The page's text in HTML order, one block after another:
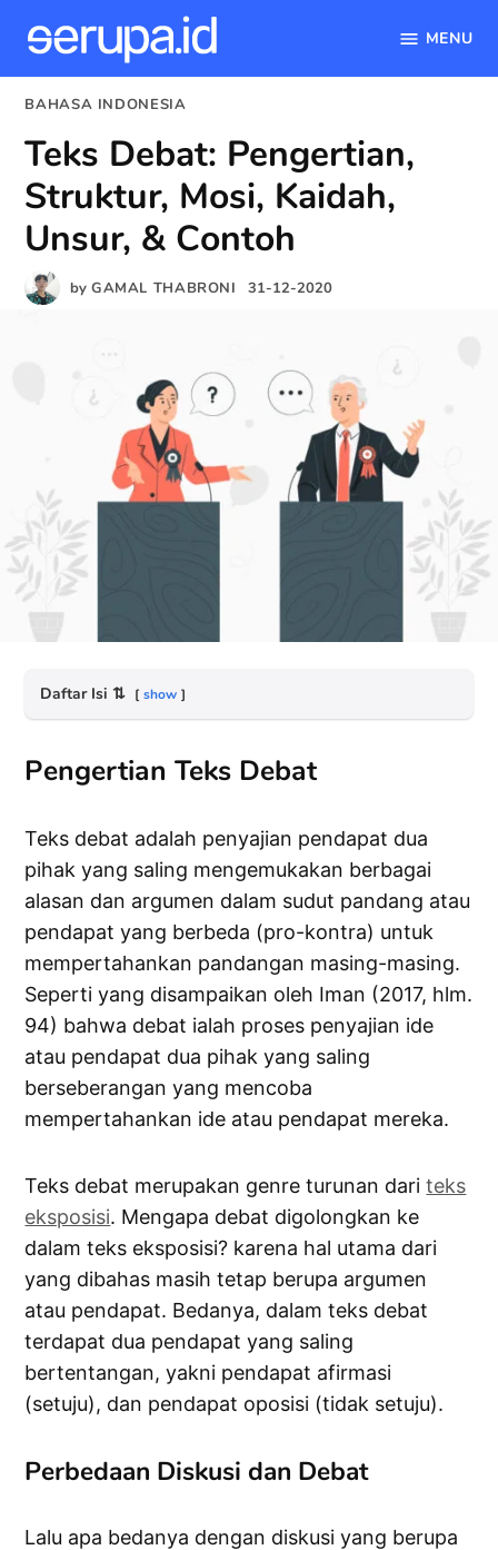
content
MENU
POSTED
BAHASA INDONESIA
Teks Debat: Pengertian,
Struktur, Mosi, Kaidah,
Unsur, & Contoh
by GAMAL THABRONI 31-12-2020
Daftar Isi ⇅ show
Pengertian Teks Debat
Teks debat adalah penyajian pendapat dua
pihak yang saling mengemukakan berbagai
alasan dan argumen dalam sudut pandang atau
pendapat yang berbeda (pro-kontra) untuk
mempertahankan pandangan masing-masing.
Seperti yang disampaikan oleh Iman (2017, hlm.
94) bahwa debat ialah proses penyajian ide
atau pendapat dua pihak yang saling
berseberangan yang mencoba
mempertahankan ide atau pendapat mereka.
Teks debat merupakan genre turunan dariteks
eksposisi. Mengapa debat digolongkan ke
dalam teks eksposisi? karena hal utama dari
yang dibahas masih tetap berupa argumen
atau pendapat. Bedanya, dalam teks debat
terdapat dua pendapat yang saling
bertentangan, yakni pendapat afirmasi
(setuju), dan pendapat oposisi (tidak setuju).
Perbedaan Diskusi dan Debat
Lalu apa bedanya dengan diskusi yang berupa